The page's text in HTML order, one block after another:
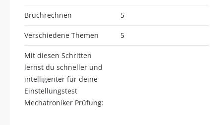
Bruchrechnen 5
Verschiedene Themen 5
Mit diesen Schritten
lernst du schneller und
intelligenter für deine
Einstellungstest
Mechatroniker Prüfung: